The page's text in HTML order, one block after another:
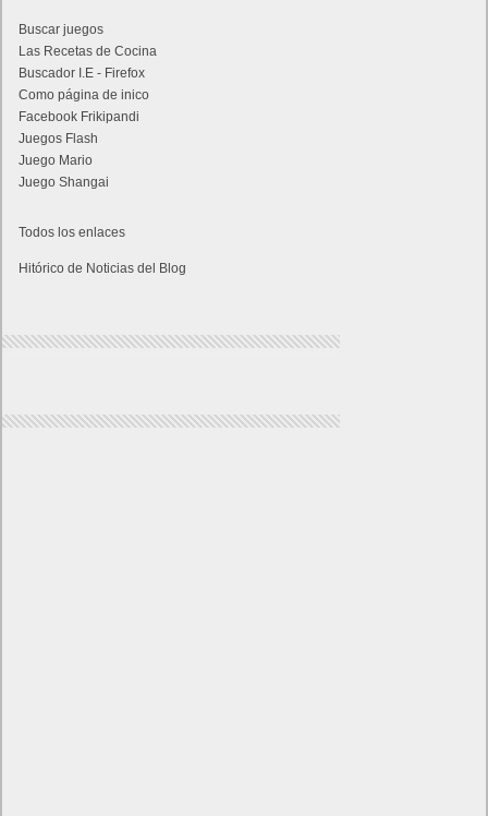
Buscar juegos
Las Recetas de Cocina
Buscador I.E - Firefox
Como página de inico
Facebook Frikipandi
Juegos Flash
Juego Mario
Juego Shangai
Todos los enlaces
Hitórico de Noticias del Blog